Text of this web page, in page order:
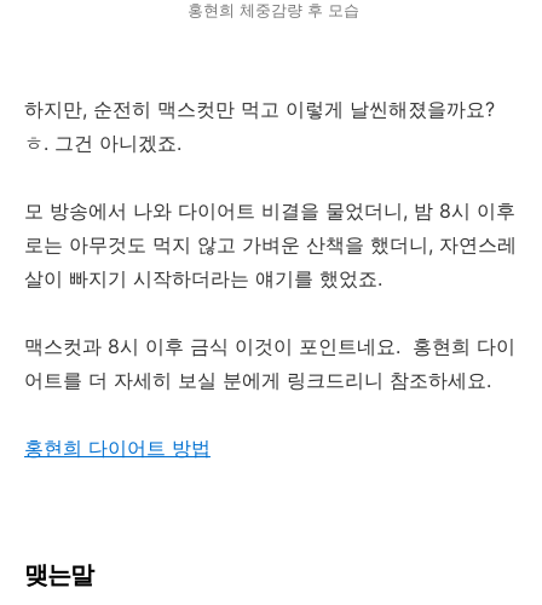
홍현희 체중감량 후 모습
하지만, 순전히 맥스컷만 먹고 이렇게 날씬해졌을까요?
ㅎ. 그건 아니겠죠.
모 방송에서 나와 다이어트 비결을 물었더니, 밤 8시 이후
로는 아무것도 먹지 않고 가벼운 산책을 했더니, 자연스레
살이 빠지기 시작하더라는 얘기를 했었죠.
맥스컷과 8시 이후 금식 이것이 포인트네요. 홍현희 다이
어트를 더 자세히 보실 분에게 링크드리니 참조하세요.
홍현희 다이어트 방법
맺는말